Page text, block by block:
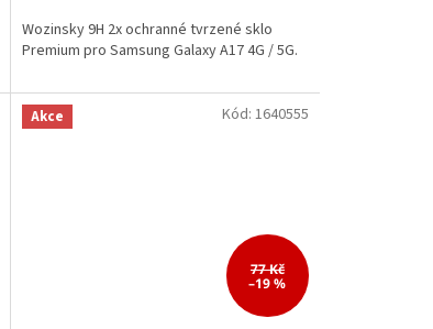
Wozinsky 9H 2x ochranné tvrzené sklo
Premium pro Samsung Galaxy A17 4G / 5G.
Akce
77 Kč
–19 %
Kód: 1640555